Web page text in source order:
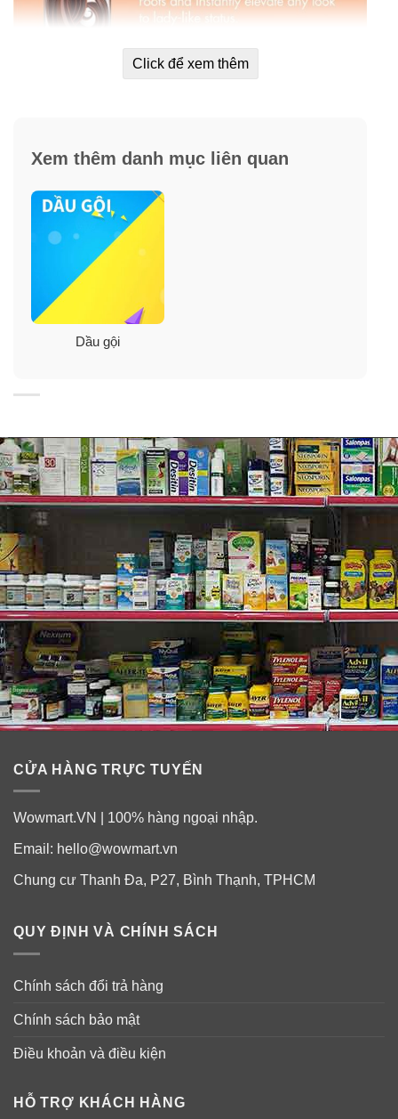
Ưu điểm:
✓Công thức dành cho những người đẹp tóc có màu tối.
✓Sử dụng gội đầu để làm sạch mới mái tóc của bạn
ngay lập tức, không cần đến nước.
✓Công thức giúp loại bỏ bụi bẩn và dầu mỡ để hồi sinh
mái tóc xỉn màu và thiếu sức sống.
✓Loại bỏ dầu để tăng kết cấu và độ dày của mái tóc.
✓Dầu gội khô số một thế giới.
Click để xem thêm
Xem thêm danh mục liên quan
Dầu gội
CỬA HÀNG TRỰC TUYẾN
Wowmart.VN | 100% hàng ngoại nhập.
Email: hello@wowmart.vn
Chung cư Thanh Đa, P27, Bình Thạnh, TPHCM
QUY ĐỊNH VÀ CHÍNH SÁCH
Chính sách đổi trả hàng
Chính sách bảo mật
Điều khoản và điều kiện
HỖ TRỢ KHÁCH HÀNG